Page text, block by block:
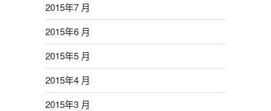
2015年7 月
2015年6 月
2015年5 月
2015年4 月
2015年3 月